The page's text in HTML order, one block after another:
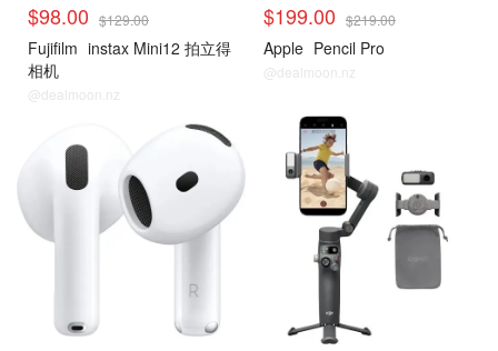
$98.00 $129.00
Fujifilm instax Mini12 拍立得
相机
@dealmoon.nz
$199.00 $219.00
Apple Pencil Pro
@dealmoon.nz